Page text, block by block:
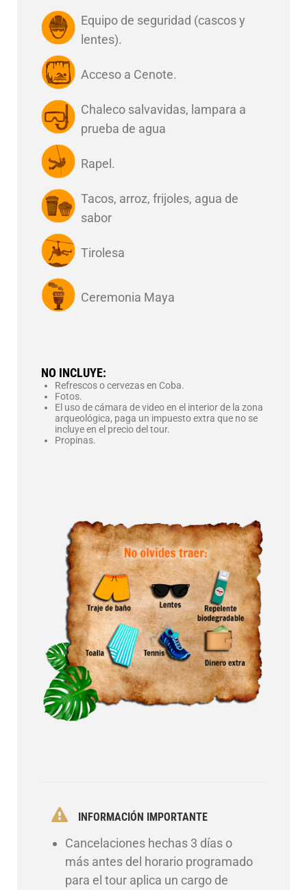
Equipo de seguridad (cascos y
lentes).
Acceso a Cenote.
Chaleco salvavidas, lampara a
prueba de agua
Rapel.
Tacos, arroz, frijoles, agua de
sabor
Tirolesa
Ceremonia Maya
NO INCLUYE:
Refrescos o cervezas en Coba.
Fotos.
El uso de cámara de video en el interior de la zona
arqueológica, paga un impuesto extra que no se
incluye en el precio del tour.
Propinas.
INFORMACIÓN IMPORTANTE
Cancelaciones hechas 3 días o
más antes del horario programado
para el tour aplica un cargo de